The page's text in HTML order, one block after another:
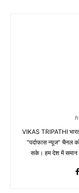
VIKAS TRIPATHI
"पर्दाफास न्यूज" चैनल
सके। हम देश में समान